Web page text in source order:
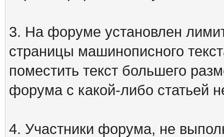
3. На форуме установлен
страницы машинописного
поместить текст большего
форума с какой-либо статьей
4. Участники форума, не